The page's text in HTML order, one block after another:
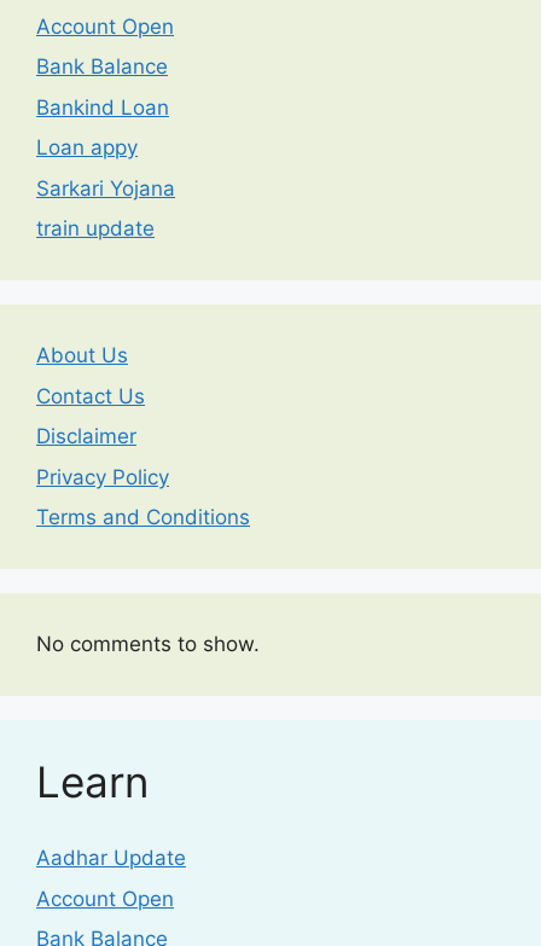
Account Open
Bank Balance
Bankind Loan
Loan appy
Sarkari Yojana
train update
About Us
Contact Us
Disclaimer
Privacy Policy
Terms and Conditions
No comments to show.
Learn
Aadhar Update
Account Open
Bank Balance